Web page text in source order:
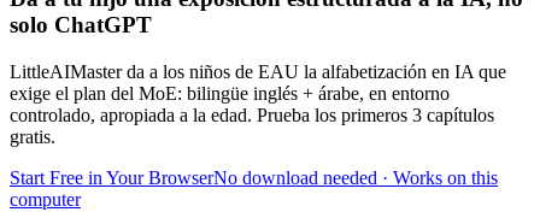
solo ChatGPT
LittleAIMaster da a los niños de EAU la alfabetización en IA que
exige el plan del MoE: bilingüe inglés + árabe, en entorno
controlado, apropiada a la edad. Prueba los primeros 3 capítulos
gratis.
Start Free in Your BrowserNo download needed · Works on this
computer